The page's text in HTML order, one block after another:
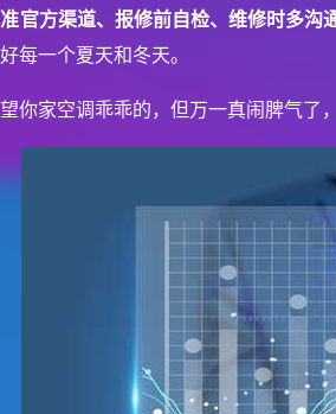
官方渠道、报修前自检、维修时多沟
每一个夏天和冬天。
你家空调乖乖的，但万一真闹脾气了